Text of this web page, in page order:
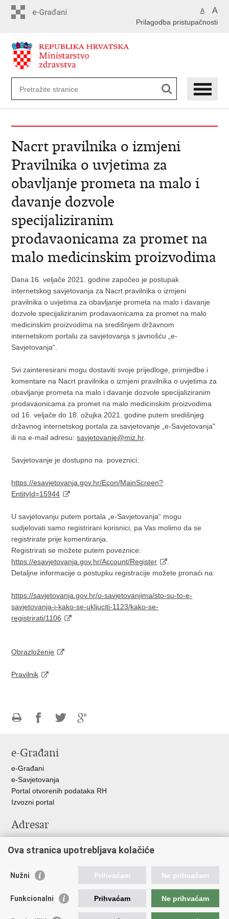
A A
Prilagodba pristupačnosti
Nacrt pravilnika o izmjeni
Pravilnika o uvjetima za
obavljanje prometa na malo i
davanje dozvole
specijaliziranim
prodavaonicama za promet na
malo medicinskim proizvodima
Dana 16. veljače 2021. godine započeo je postupak
internetskog savjetovanja za Nacrt pravilnika o izmjeni
pravilnika o uvjetima za obavljanje prometa na malo i davanje
dozvole specijaliziranim prodavaonicama za promet na malo
medicinskim proizvodima na središnjem državnom
internetskom portalu za savjetovanja s javnošću „e-
Savjetovanja“.
Svi zainteresirani mogu dostaviti svoje prijedloge, primjedbe i
komentare na Nacrt pravilnika o izmjeni pravilnika o uvjetima za
obavljanje prometa na malo i davanje dozvole specijaliziranim
prodavaonicama za promet na malo medicinskim proizvodima
od 16. veljače do 18. ožujka 2021. godine putem središnjeg
državnog internetskog portala za savjetovanje „e-Savjetovanja"
ili na e-mail adresu:savjetovanje@miz.hr.
Savjetovanje je dostupno na poveznici:
https://esavjetovanja.gov.hr/Econ/MainScreen?
EntityId=15944
U savjetovanju putem portala „e-Savjetovanja“ mogu
sudjelovati samo registrirani korisnici, pa Vas molimo da se
registrirate prije komentiranja.
Registrirati se možete putem poveznice:
https://esavjetovanja.gov.hr/Account/Register
Detaljne informacije o postupku registracije možete pronaći na:
https://savjetovanja.gov.hr/o-savjetovanjima/sto-su-to-e-
savjetovanja-i-kako-se-ukljuciti-1123/kako-se-
registrirati/1106
Obrazloženje
Pravilnik
FacebookuTwitteru
e-Građani
e-Građani
e-Savjetovanja
Portal otvorenih podataka RH
Izvozni portal
Adresar
Adresar tijela javne vlasti
Popis dužnosnika u RH
Važne poveznice
Ova stranica upotrebljava kolačiće
Nužni Prihvaćam Ne prihvaćam
Funkcionalni Prihvaćam Ne prihvaćam